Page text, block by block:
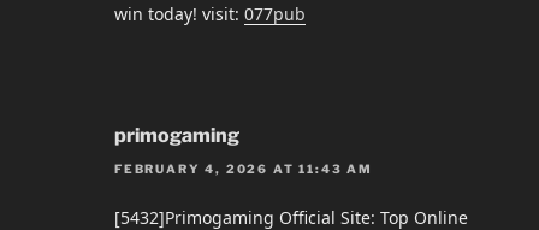
win today! visit: 077pub
primogaming
FEBRUARY 4, 2026 AT 11:43 AM
[5432]Primogaming Official Site: Top Online